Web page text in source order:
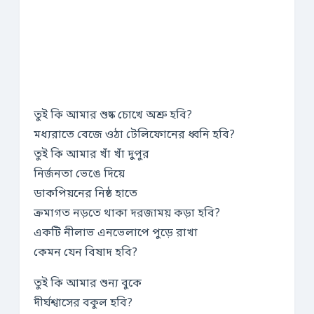
তুই কি আমার শুষ্ক চোখে অশ্রু হবি?
মধ্যরাতে বেজে ওঠা টেলিফোনের ধ্বনি হবি?
তুই কি আমার খাঁ খাঁ দুপুর
নির্জনতা ভেঙে দিয়ে
ডাকপিয়নের নিষ্ঠ হাতে
ক্রমাগত নড়তে থাকা দরজাময় কড়া হবি?
একটি নীলাভ এনভেলাপে পুড়ে রাখা
কেমন যেন বিষাদ হবি?
তুই কি আমার শুন্য বুকে
দীর্ঘশ্বাসের বকুল হবি?